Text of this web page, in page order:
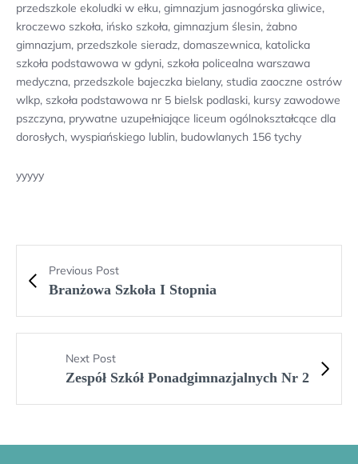
przedszkole ekoludki w ełku, gimnazjum jasnogórska gliwice,
kroczewo szkoła, ińsko szkoła, gimnazjum ślesin, żabno
gimnazjum, przedszkole sieradz, domaszewnica, katolicka
szkoła podstawowa w gdyni, szkoła policealna warszawa
medyczna, przedszkole bajeczka bielany, studia zaoczne ostrów
wlkp, szkoła podstawowa nr 5 bielsk podlaski, kursy zawodowe
pszczyna, prywatne uzupełniające liceum ogólnokształcące dla
dorosłych, wyspiańskiego lublin, budowlanych 156 tychy
yyyyy
Previous Post
Branżowa Szkoła I Stopnia
Next Post
Zespół Szkół Ponadgimnazjalnych Nr 2